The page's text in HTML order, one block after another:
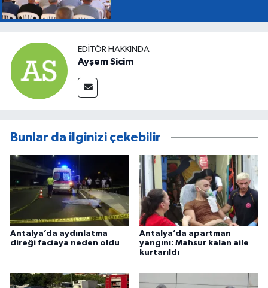
EDITÖR HAKKINDA
Ayşem Sicim
Bunlar da ilginizi çekebilir
Antalya’da aydınlatma
direği faciaya neden oldu
Antalya’da apartman
yangını: Mahsur kalan aile
kurtarıldı